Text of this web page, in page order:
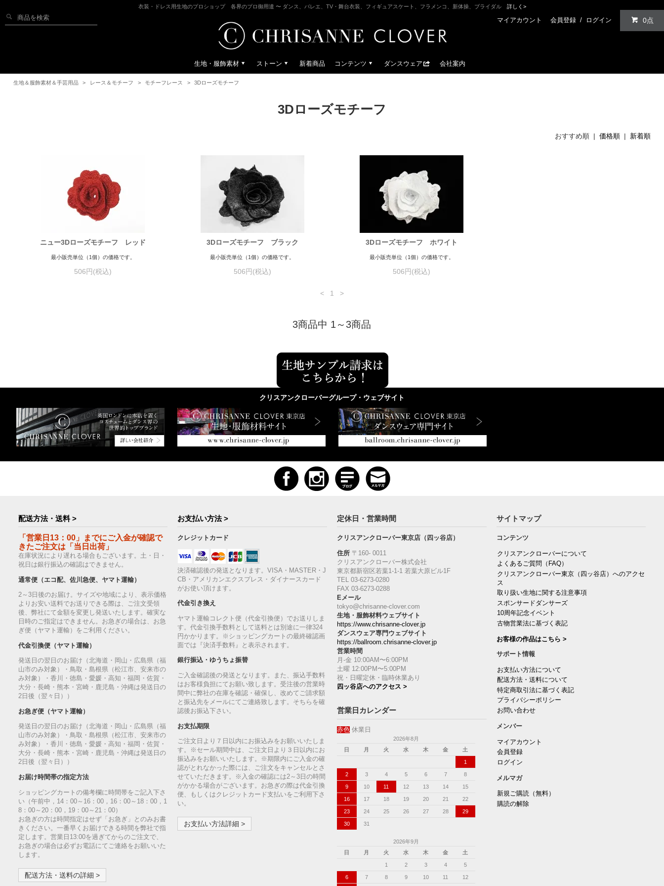
衣装・ドレス用生地のプロショップ 各界のプロ御用達 〜 ダンス、バレエ、TV・舞台衣装、フィギュアスケート、フラメンコ、新体操、ブライダル 詳しく>
マイアカウント 会員登録 / ログイン 0点
生地・服飾素材 ストーン 新着商品 コンテンツ ダンスウェア 会社案内
生地＆服飾素材＆手芸用品 > レース＆モチーフ > モチーフレース > 3Dローズモチーフ
3Dローズモチーフ
おすすめ順 |価格順 | 新着順
ニュー3Dローズモチーフ レッド
最小販売単位（1個）の価格です。
506円(税込)
3Dローズモチーフ ブラック
最小販売単位（1個）の価格です。
506円(税込)
3Dローズモチーフ ホワイト
最小販売単位（1個）の価格です。
506円(税込)
< 1 >
3商品中 1～3商品
クリスアンクローバーグループ・ウェブサイト
配送方法・送料 >
「営業日13：00」までにご入金が確認で
きたご注文は「当日出荷」
在庫状況により遅れる場合もございます。土・日・
祝日は銀行振込の確認はできません。
通常便（エコ配、佐川急便、ヤマト運輸）
2～3日後のお届け。サイズや地域により、表示価格
よりお安い送料でお送りできる際は、ご注文受領
後、弊社にて金額を変更し発送いたします。確実な
日時のご指定はできません。お急ぎの場合は、お急
ぎ便（ヤマト運輸）をご利用ください。
代金引換便（ヤマト運輸）
発送日の翌日のお届け（北海道・岡山・広島県（福
山市のみ対象）・鳥取・島根県（松江市、安来市の
み対象）・香川・徳島・愛媛・高知・福岡・佐賀・
大分・長崎・熊本・宮崎・鹿児島・沖縄は発送日の
2日後（翌々日））
お急ぎ便（ヤマト運輸）
発送日の翌日のお届け（北海道・岡山・広島県（福
山市のみ対象）・鳥取・島根県（松江市、安来市の
み対象）・香川・徳島・愛媛・高知・福岡・佐賀・
大分・長崎・熊本・宮崎・鹿児島・沖縄は発送日の
2日後（翌々日））
お届け時間帯の指定方法
ショッピングカートの備考欄に時間帯をご記入下さ
い（午前中，14：00～16：00，16：00～18：00，1
8：00～20：00，19：00～21：00）
お急ぎの方は時間指定はせず「お急ぎ」とのみお書
きください。一番早くお届けできる時間を弊社で指
定します。営業日13:00を過ぎてからのご注文で、
お急ぎの場合は必ずお電話にてご連絡をお願いいた
します。
配送方法・送料の詳細 >
お支払い方法 >
クレジットカード
決済確認後の発送となります。VISA・MASTER・J
CB・アメリカンエクスプレス・ダイナースカード
がお使い頂けます。
代金引き換え
ヤマト運輸コレクト便（代金引換便）でお送りしま
す。代金引換手数料として送料とは別途に一律324
円かかります。※ショッピングカートの最終確認画
面では『決済手数料』と表示されます。
銀行振込・ゆうちょ振替
ご入金確認後の発送となります。また、振込手数料
はお客様負担にてお願い致します。受注後の営業時
間中に弊社の在庫を確認・確保し、改めてご請求額
と振込先をメールにてご連絡致します。そちらを確
認後お振込下さい。
お支払期限
ご注文日より７日以内にお振込みをお願いいたしま
す。※セール期間中は、ご注文日より３日以内にお
振込みをお願いいたします。※期限内にご入金の確
認がとれなかった際には、ご注文をキャンセルとさ
せていただきます。※入金の確認には2～3日の時間
がかかる場合がございます。お急ぎの際は代金引換
便、もしくはクレジットカード支払いをご利用下さ
い。
お支払い方法詳細 >
定休日・営業時間
クリスアンクローバー東京店（四ッ谷店）
住所〒160‐ 0011
クリスアンクローバー株式会社
東京都新宿区若葉1‐1-1 若葉大原ビル1F
TEL 03-6273-0280
FAX 03-6273-0288
Eメール
tokyo@chrisanne-clover.com
生地・服飾材料ウェブサイト
https://www.chrisanne-clover.jp
ダンスウェア専門ウェブサイト
https://ballroom.chrisanne-clover.jp
営業時間
月-金 10:00AM〜6:00PM
土曜 12:00PM〜5:00PM
祝・日曜定休・臨時休業あり
四ッ谷店へのアクセス >
営業日カレンダー
赤色休業日
2026年8月
日
月 火 水 木 金 土
1
2 3 4 5 6 7 8
9 10 11 12 13 14 15
16 17 18 19 20 21 22
23 24 25 26 27 28 29
30 31
2026年9月
日
月 火 水 木 金 土
1 2 3 4 5
6 7 8 9 10 11 12
サイトマップ
コンテンツ
クリスアンクローバーについて
よくあるご質問（FAQ）
クリスアンクローバー東京（四ッ谷店）へのアクセ
ス
取り扱い生地に関する注意事項
スポンサードダンサーズ
10周年記念イベント
古物営業法に基づく表記
お客様の作品はこちら >
サポート情報
お支払い方法について
配送方法・送料について
特定商取引法に基づく表記
プライバシーポリシー
お問い合わせ
メンバー
マイアカウント
会員登録
ログイン
メルマガ
新規ご購読（無料）
購読の解除